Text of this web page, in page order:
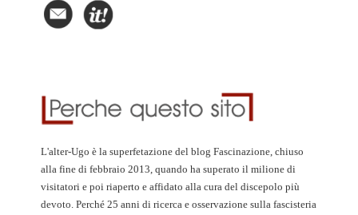
L'alter-Ugo è la superfetazione del blog Fascinazione, chiuso
alla fine di febbraio 2013, quando ha superato il milione di
visitatori e poi riaperto e affidato alla cura del discepolo più
devoto. Perché 25 anni di ricerca e osservazione sulla fascisteria